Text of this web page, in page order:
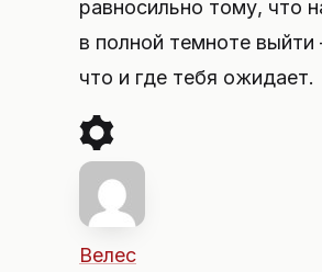
равносильно тому, что
в полной темноте
что и где тебя ожидает.
Велес